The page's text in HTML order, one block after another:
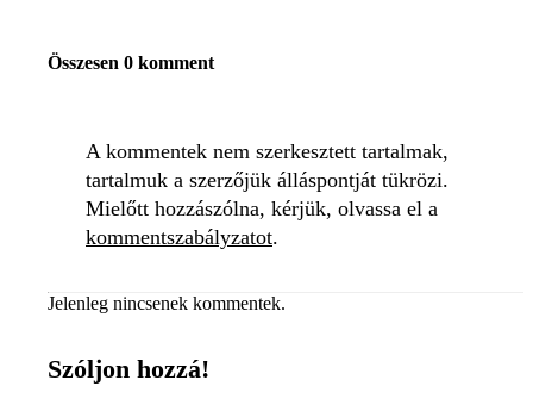
Összesen 0 komment
A kommentek nem szerkesztett tartalmak,
tartalmuk a szerzőjük álláspontját tükrözi.
Mielőtt hozzászólna, kérjük, olvassa el a
kommentszabályzatot.
Jelenleg nincsenek kommentek.
Szóljon hozzá!